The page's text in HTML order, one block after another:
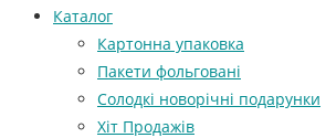
Каталог
Картонна упаковка
Пакети фольговані
Солодкі новорічні подарунки
Хіт Продажів